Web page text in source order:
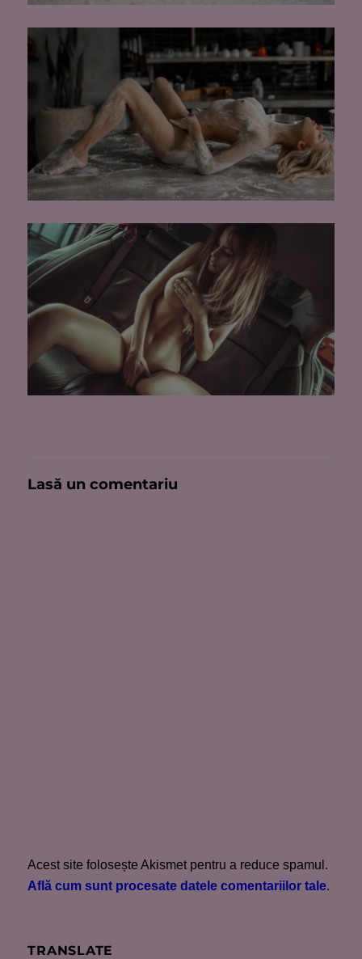
Lasă un comentariu
Acest site folosește Akismet pentru a reduce spamul.
Află cum sunt procesate datele comentariilor tale.
TRANSLATE